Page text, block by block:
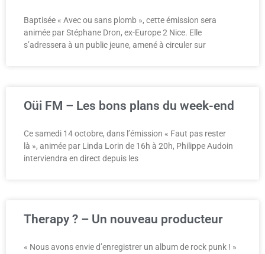
Baptisée « Avec ou sans plomb », cette émission sera
animée par Stéphane Dron, ex-Europe 2 Nice. Elle
s’adressera à un public jeune, amené à circuler sur
Oüi FM – Les bons plans du week-end
Ce samedi 14 octobre, dans l’émission « Faut pas rester
là », animée par Linda Lorin de 16h à 20h, Philippe Audoin
interviendra en direct depuis les
Therapy ? – Un nouveau producteur
« Nous avons envie d’enregistrer un album de rock punk ! »